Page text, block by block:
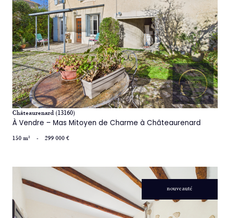
voir le bien
Châteaurenard (13160)
À Vendre – Mas Mitoyen de Charme à Châteaurenard
150 m² - 299 000 €
nouveauté